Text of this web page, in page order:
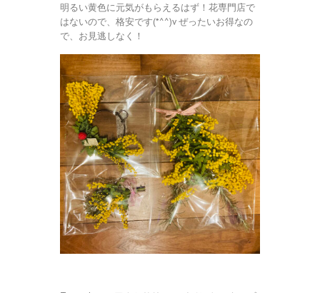
明るい黄色に元気がもらえるはず！花専門店で
はないので、格安です(*^^)v ぜったいお得なの
で、お見逃しなく！